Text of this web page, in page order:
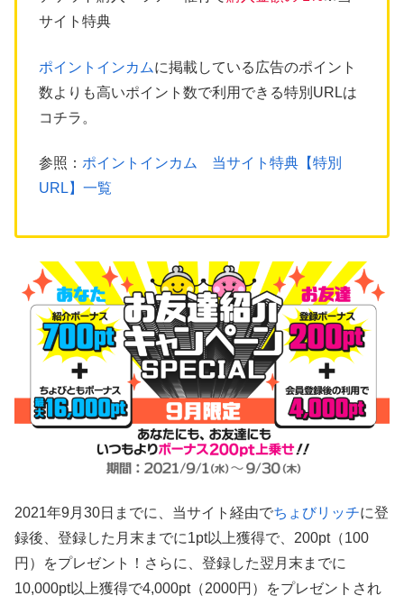
サイト特典
ポイントインカムに掲載している広告のポイント
数よりも高いポイント数で利用できる特別URLは
コチラ。
参照： ポイントインカム 当サイト特典【特別
URL】一覧
2021年9月30日までに、当サイト経由でちょびリッチに登
録後、登録した月末までに1pt以上獲得で、200pt（100
円）をプレゼント！さらに、登録した翌月末までに
10,000pt以上獲得で4,000pt（2000円）をプレゼントされ